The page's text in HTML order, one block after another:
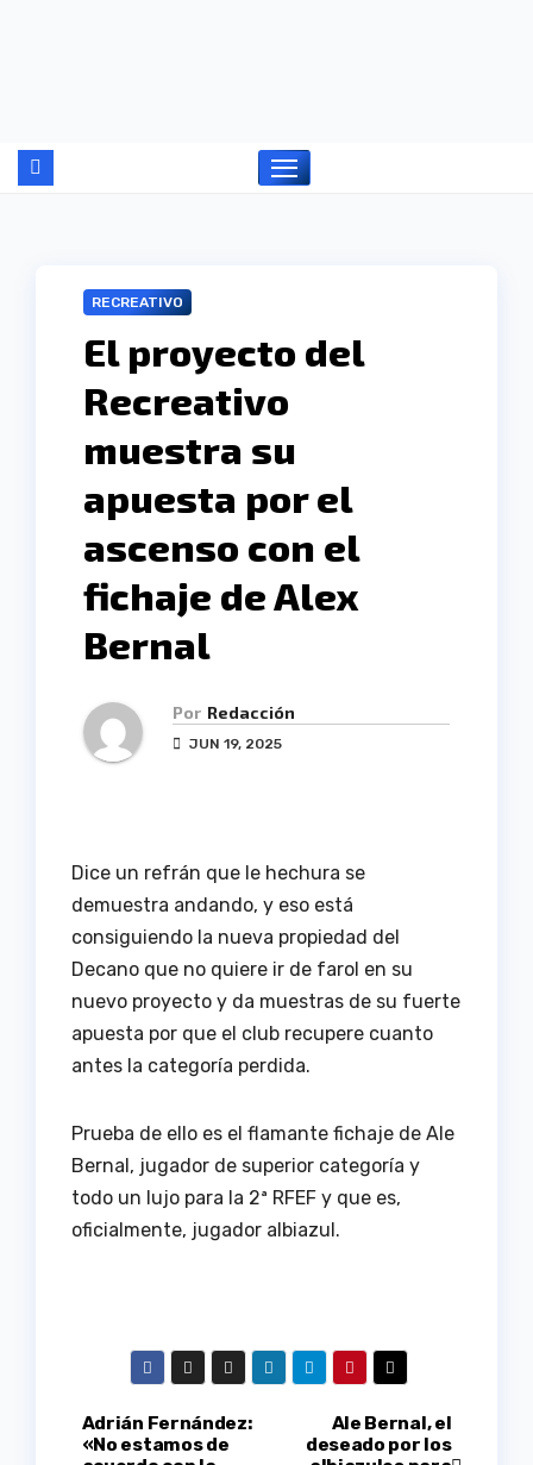
RECREATIVO
El proyecto del
Recreativo
muestra su
apuesta por el
ascenso con el
fichaje de Alex
Bernal
Por Redacción
JUN 19, 2025
Dice un refrán que le hechura se
demuestra andando, y eso está
consiguiendo la nueva propiedad del
Decano que no quiere ir de farol en su
nuevo proyecto y da muestras de su fuerte
apuesta por que el club recupere cuanto
antes la categoría perdida.
Prueba de ello es el flamante fichaje de Ale
Bernal, jugador de superior categoría y
todo un lujo para la 2ª RFEF y que es,
oficialmente, jugador albiazul.
Navegación
Ale Bernal, el
deseado por los
Adrián Fernández:
«No estamos de